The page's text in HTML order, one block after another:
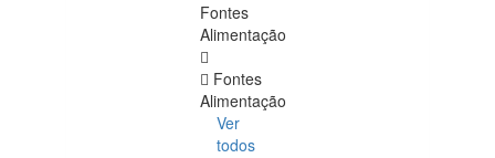
Fontes
Alimentação
Fontes
Alimentação
Ver
todos